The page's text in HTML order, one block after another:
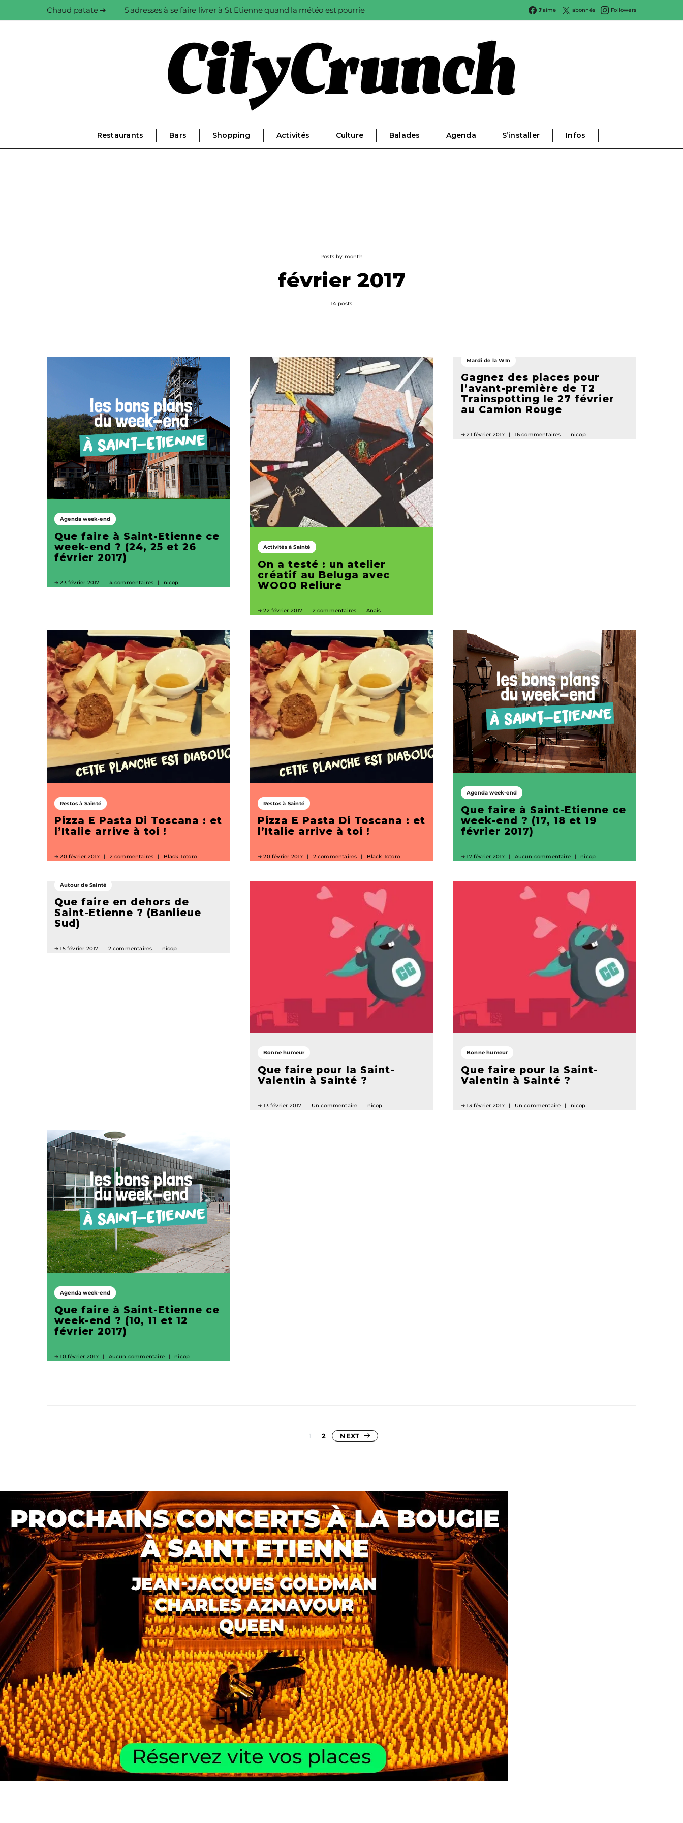
Chaud patate ➔ 5 adresses à se faire livrer à St Etienne quand la météo est pourrie J'aime abonnés Followers
Restaurants Bars Shopping Activités Culture Balades Agenda S’installer Infos
Posts by month
février 2017
14 posts
Agenda week-end
Que faire à Saint-Etienne ce
week-end ? (24, 25 et 26
février 2017)
23 février 2017 4 commentaires nicop
Activités à Sainté
On a testé : un atelier
créatif au Beluga avec
WOOO Reliure
22 février 2017 2 commentaires Anais
Mardi de la WIn
Gagnez des places pour
l’avant-première de T2
Trainspotting le 27 février
au Camion Rouge
21 février 2017 16 commentaires nicop
Restos à Sainté
Pizza E Pasta Di Toscana : et
l’Italie arrive à toi !
20 février 2017 2 commentaires Black Totoro
Restos à Sainté
Pizza E Pasta Di Toscana : et
l’Italie arrive à toi !
20 février 2017 2 commentaires Black Totoro
Agenda week-end
Que faire à Saint-Etienne ce
week-end ? (17, 18 et 19
février 2017)
17 février 2017 Aucun commentaire nicop
Autour de Sainté
Que faire en dehors de
Saint-Etienne ? (Banlieue
Sud)
15 février 2017 2 commentaires nicop
Bonne humeur
Que faire pour la Saint-
Valentin à Sainté ?
13 février 2017 Un commentaire nicop
Bonne humeur
Que faire pour la Saint-
Valentin à Sainté ?
13 février 2017 Un commentaire nicop
Agenda week-end
Que faire à Saint-Etienne ce
week-end ? (10, 11 et 12
février 2017)
10 février 2017 Aucun commentaire nicop
Pagination
1 2 NEXT